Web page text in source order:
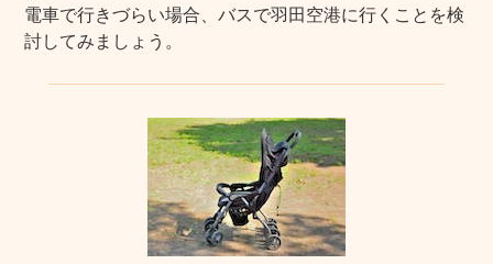
電車で行きづらい場合、バスで羽田空港に行くことを検
討してみましょう。